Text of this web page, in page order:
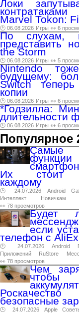
Локи
Marvel Tokon:
🕑 06.08.2026 Игры 👀 6
По слухам,
представить
the Storm
🕑 06.08.2026 Игры 👀 5
Nintendo
будущему:
Switch
копии
🕑 06.08.2026 Игры 👀 6
*Годзилла:
длительности
🕑 06.08.2026 Игры 👀 6
Популярное
Самые
Их стоит
каждому
🕑 24.07.2026 Android
Интеллект
Новичкам
👀 78 просмотров
Будет
если
телефон с
🕑 24.07.2026 Android
Приложений
RuStore
👀 78 просмотров
Чем
чтобы
безопасные
🕑 24.07.2026 Apple